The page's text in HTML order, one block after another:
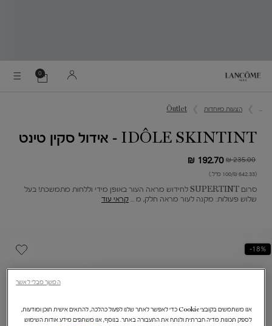
הסל
0
...
הצעות מיוחדות Ôutlet
IDÔLE SKINTINT - אידול סקין טינט
מחיר קודם
235.00 ₪
מחיר חדש
192.70 ₪
(642.33 ₪/100 מ"ל.)
סרום SUPERTINT לחידוש מראה העור באופן מידי וללחות מתמשכת! בעל
שלוש פעולות: מקנה לעור מראה חלק, מ ... קראי עוד
18%-
אנו משתמשים בקובצי Cookie כדי לאפשר לאתר שלנו לפעול כהלכה, להתאים אישית תוכן ומודעות,
לספק תכונות מדיה חברתית ולנתח את התעבורה באתר. בנוסף, אנו משתפים מידע אודות השימוש
המשך מבלי לאשר